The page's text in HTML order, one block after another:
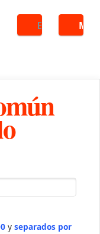
Buscar
y separados por